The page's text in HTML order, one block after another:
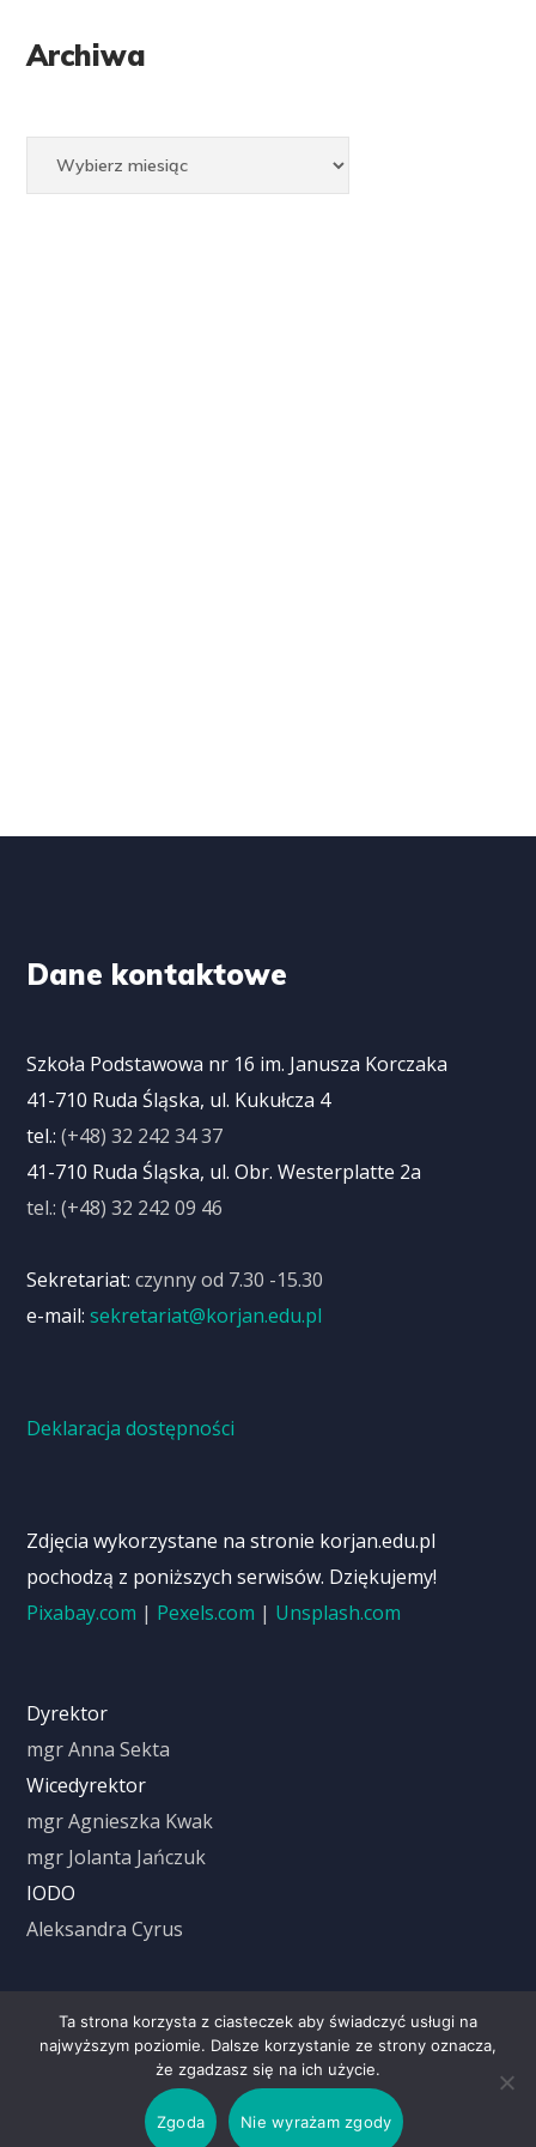
Archiwa
Archiwa
Dane kontaktowe
Szkoła Podstawowa nr 16 im. Janusza Korczaka
41-710 Ruda Śląska, ul. Kukułcza 4
tel.: (+48) 32 242 34 37
41-710 Ruda Śląska, ul. Obr. Westerplatte 2a
tel.: (+48) 32 242 09 46
Sekretariat: czynny od 7.30 -15.30
e-mail:sekretariat@korjan.edu.pl
Deklaracja dostępności
Zdjęcia wykorzystane na stronie korjan.edu.pl
pochodzą z poniższych serwisów. Dziękujemy!
Pixabay.com | Pexels.com | Unsplash.com
Dyrektor
mgr Anna Sekta
Wicedyrektor
mgr Agnieszka Kwak
mgr Jolanta Jańczuk
IODO
Aleksandra Cyrus
Czas trwania lekcji
1 Lekcja: 8.00 – 8.45
Ta strona korzysta z ciasteczek aby świadczyć usługi na
najwyższym poziomie. Dalsze korzystanie ze strony oznacza,
że zgadzasz się na ich użycie.
Zgoda Nie wyrażam zgody